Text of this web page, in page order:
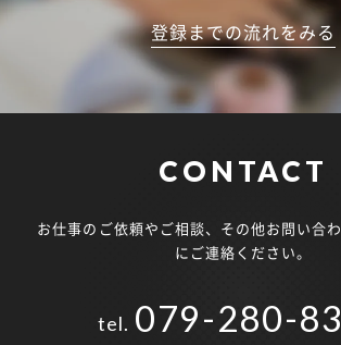
登録までの流れをみる
CONTACT
お仕事のご依頼やご相談、その他お問い合
にご連絡ください。
tel. 079-280-